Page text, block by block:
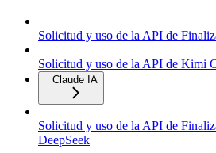
Solicitud y uso de la API de
Solicitud y uso de la API de Kimi
Claude IA
Solicitud y uso de la API de
DeepSeek